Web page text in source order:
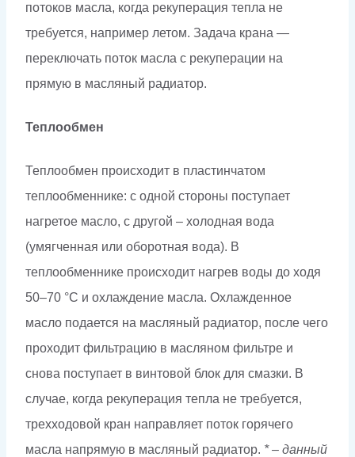
потоков масла, когда рекуперация тепла не
требуется, например летом. Задача крана —
переключать поток масла с рекуперации на
прямую в масляный радиатор.
Теплообмен
Теплообмен происходит в пластинчатом
теплообменнике: с одной стороны поступает
нагретое масло, с другой – холодная вода
(умягченная или оборотная вода). В
теплообменнике происходит нагрев воды до ходя
50–70 °С и охлаждение масла. Охлажденное
масло подается на масляный радиатор, после чего
проходит фильтрацию в масляном фильтре и
снова поступает в винтовой блок для смазки. В
случае, когда рекуперация тепла не требуется,
трехходовой кран направляет поток горячего
масла напрямую в масляный радиатор. * – данный